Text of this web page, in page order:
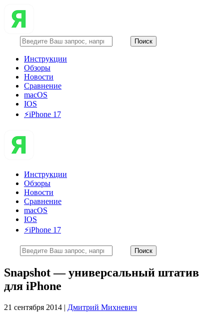
Инструкции
Обзоры
Новости
Сравнение
macOS
IOS
⚡️iPhone 17
Инструкции
Обзоры
Новости
Сравнение
macOS
IOS
⚡️iPhone 17
Snapshot — универсальный штатив
для iPhone
21 сентября 2014 | Дмитрий Михневич